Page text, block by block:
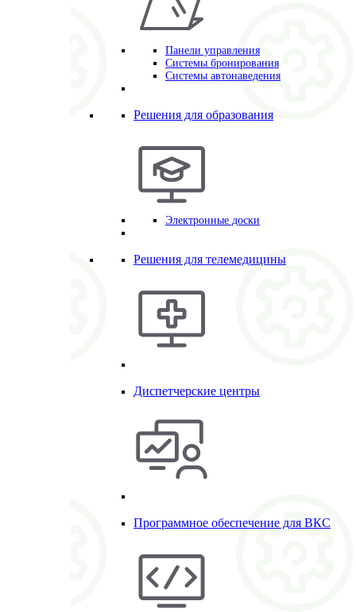
Панели управления
Системы бронирования
Системы автонаведения
Решения для образования
Электронные доски
Решения для телемедицины
Диспетчерские центры
Программное обеспечение для ВКС